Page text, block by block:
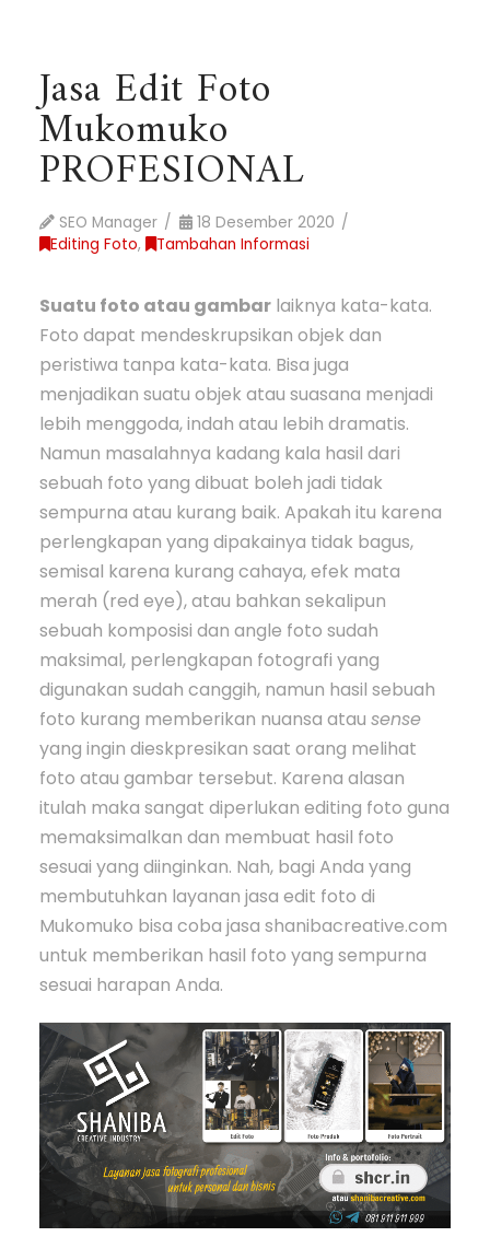
Jasa Edit Foto
Mukomuko
PROFESIONAL
SEO Manager
18 Desember 2020
Editing Foto, Tambahan Informasi
Suatu foto atau gambar laiknya kata-kata.
Foto dapat mendeskrupsikan objek dan
peristiwa tanpa kata-kata. Bisa juga
menjadikan suatu objek atau suasana menjadi
lebih menggoda, indah atau lebih dramatis.
Namun masalahnya kadang kala hasil dari
sebuah foto yang dibuat boleh jadi tidak
sempurna atau kurang baik. Apakah itu karena
perlengkapan yang dipakainya tidak bagus,
semisal karena kurang cahaya, efek mata
merah (red eye), atau bahkan sekalipun
sebuah komposisi dan angle foto sudah
maksimal, perlengkapan fotografi yang
digunakan sudah canggih, namun hasil sebuah
foto kurang memberikan nuansa atausense
yang ingin dieskpresikan saat orang melihat
foto atau gambar tersebut. Karena alasan
itulah maka sangat diperlukan editing foto guna
memaksimalkan dan membuat hasil foto
sesuai yang diinginkan. Nah, bagi Anda yang
membutuhkan layanan jasa edit foto di
Mukomuko bisa coba jasa shanibacreative.com
untuk memberikan hasil foto yang sempurna
sesuai harapan Anda.